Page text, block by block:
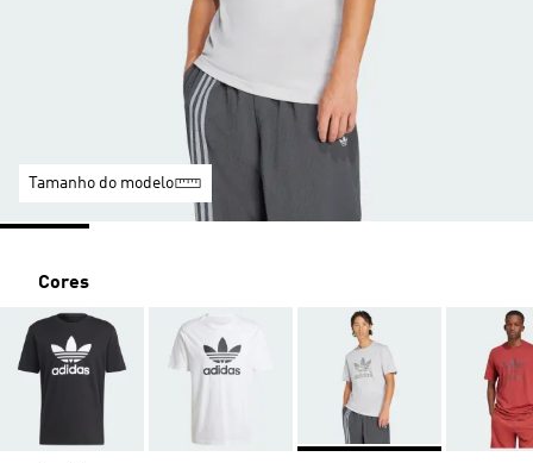
Tamanho do modelo
Cores